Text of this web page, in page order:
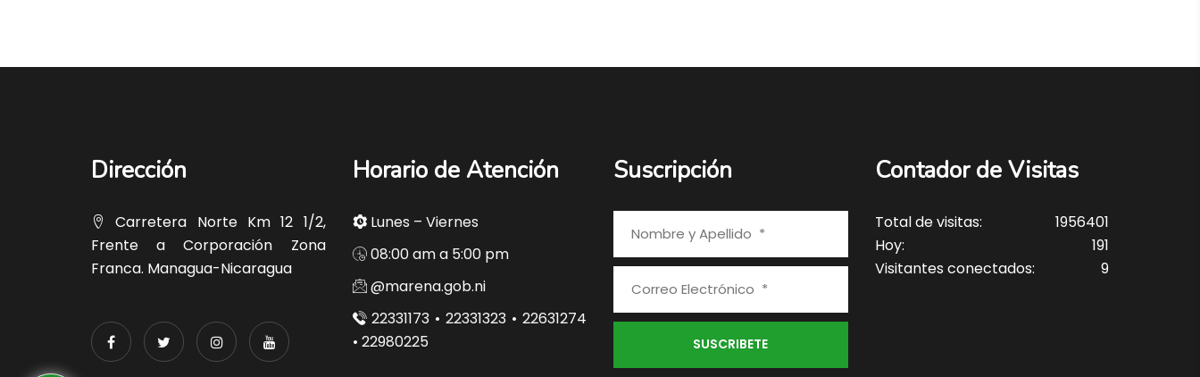
Dirección
Carretera Norte Km 12 1/2,
Frente a Corporación Zona
Franca. Managua-Nicaragua
Horario de Atención
Lunes – Viernes
08:00 am a 5:00 pm
@marena.gob.ni
22331173 • 22331323 • 22631274
• 22980225
Suscripción Contador de Visitas
1956401
Total de visitas:
191
Hoy:
9
Visitantes conectados: